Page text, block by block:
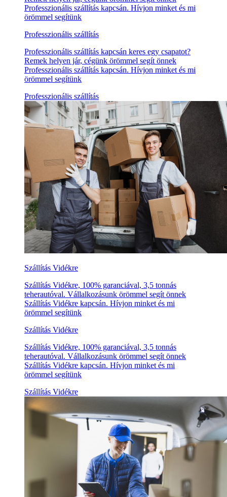
Professzionális szállítás kapcsán. Hívjon minket és mi
örömmel segítünk
Professzionális szállítás
Professzionális szállítás kapcsán keres egy csapatot?
Remek helyen jár, cégünk örömmel segít önnek
Professzionális szállítás kapcsán. Hívjon minket és mi
örömmel segítünk
Professzionális szállítás
Szállítás Vidékre
Szállítás Vidékre, 100% garanciával, 3,5 tonnás
teherautóval. Vállalkozásunk örömmel segít önnek
Szállítás Vidékre kapcsán. Hívjon minket és mi
örömmel segítünk
Szállítás Vidékre
Szállítás Vidékre, 100% garanciával, 3,5 tonnás
teherautóval. Vállalkozásunk örömmel segít önnek
Szállítás Vidékre kapcsán. Hívjon minket és mi
örömmel segítünk
Szállítás Vidékre